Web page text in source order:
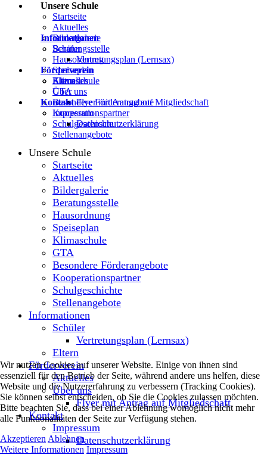
Unsere Schule
Startseite
Aktuelles
Bildergalerie
Beratungsstelle
Hausordnung
Speiseplan
Klimaschule
GTA
Besondere Förderangebote
Kooperationspartner
Schulgeschichte
Stellenangebote
Informationen
Schüler
Vertretungsplan (Lernsax)
Eltern
Förderverein
Aktuelles
Über uns
Flyer mit Antrag auf Mitgliedschaft
Kontakt
Impressum
Datenschutzerklärung
Unsere Schule
Startseite
Aktuelles
Bildergalerie
Beratungsstelle
Hausordnung
Speiseplan
Klimaschule
GTA
Besondere Förderangebote
Kooperationspartner
Schulgeschichte
Stellenangebote
Informationen
Schüler
Vertretungsplan (Lernsax)
Eltern
Förderverein
Aktuelles
Über uns
Flyer mit Antrag auf Mitgliedschaft
Kontakt
Impressum
Datenschutzerklärung
Wir nutzen Cookies auf unserer Website. Einige von ihnen sind
essenziell für den Betrieb der Seite, während andere uns helfen, diese
Website und die Nutzererfahrung zu verbessern (Tracking Cookies).
Sie können selbst entscheiden, ob Sie die Cookies zulassen möchten.
Bitte beachten Sie, dass bei einer Ablehnung womöglich nicht mehr
alle Funktionalitäten der Seite zur Verfügung stehen.
Akzeptieren Ablehnen
Weitere Informationen Impressum